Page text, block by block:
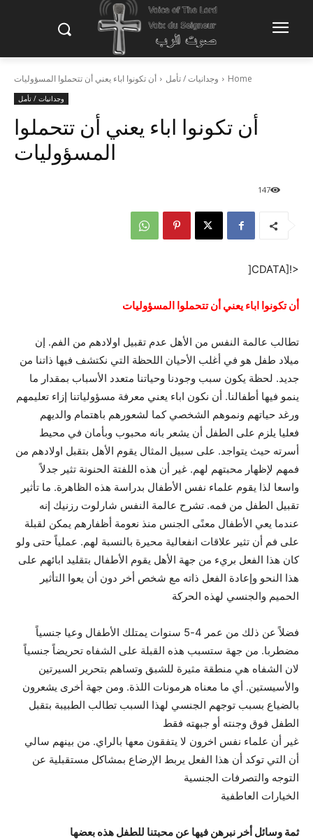
Home وجدانيات / تأمل أن تكونوا اباء يعني أن تتحملوا المسؤوليات
وجدانيات / تأمل
أن تكونوا اباء يعني أن تتحملوا
المسؤوليات
147
<![CDATA[
أن تكونوا اباء يعني أن تتحملوا المسؤوليات
تطالب عالمة النفس من الأهل عدم تقبيل اولادهم من الفم. إن
ميلاد طفل هو في أغلب الأحيان اللحظة التي نكتشف فيها ذاتنا من
جديد. لحظة يكون سبب وجودنا وحياتنا متعدد الأسباب بمقدار ما
ينمو فيها أطفالنا. أن نكون اباء يعني معرفة مسؤولياتنا إزاء تعليمهم
ورغد حياتهم ونموهم الشخصي كما لشعورهم باهتمام والديهم
فعليا يلزم على الطفل أن يشعر بانه محبوب وبأمان في محيط
أسرته حيث يتواجد. على سبيل المثال يقوم الأهل بتقبل اولادهم من
فمهم لإظهار محبتهم لهم. غير أن هذه اللفتة الحنونة تثير جدلاً
واسعا لذا يقوم علماء نفس الأطفال بدراسة هذه الظاهرة. ما تأثير
تقبيل الطفل من فمه. تشرح عالمة النفس شارلوت رزنيك إنه
عندما يعي الأطفال معنًى الجنس منذ نعومة أظفارهم يمكن لقبلة
على فم أن تثير علاقات انفعالية محيرة بالنسبة لهم. عملياً حتى ولو
كان هذا الفعل بريء من جهة الأهل يقوم الأطفال بتقليد ابائهم على
هذا النحو وإعادة الفعل ذاته مع شخص أخر دون أن يعوا التأثير
الحميم والجنسي لهذه الحركة
فضلاً عن ذلك من عمر 4-5 سنوات يمتلك الأطفال وعيا جنسياً
مضطربا. من جهة ستسبب هذه القبلة على الشفاه تحريضاً جنسياً
لان الشفاه هي منطقة مثيرة للشبق وتساهم بتحرير السيرتين
والأسيستين. أي ما معناه هرمونات اللذة. ومن جهة أخرى يشعرون
بالضياع بسبب توجهم الجنسي لهذا السبب تطالب الطبيبة بتقبل
الطفل فوق وجنته أو جبهته فقط
غير أن علماء نفس اخرون لا يتفقون معها بالراي. من بينهم سالي
أن التي توكد أن هذا الفعل يربط الإرضاع بمشاكل مستقبلية عن
التوجه والتصرفات الجنسية
الخيارات العاطفية
ثمة وسائل أخر نبرهن فيها عن محبتنا للطفل هذه بعضها